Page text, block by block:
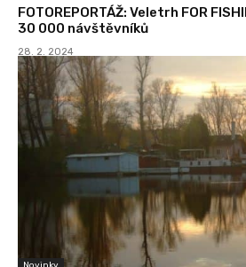
FOTOREPORTÁŽ: Veletrh FOR
30 000 návštěvníků
28. 2. 2024